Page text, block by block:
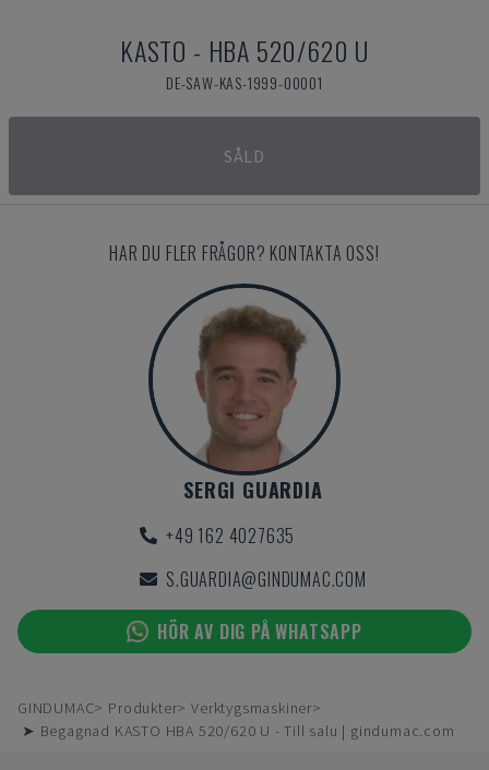
KASTO - HBA 520/620 U
DE-SAW-KAS-1999-00001
SÅLD
HAR DU FLER FRÅGOR? KONTAKTA OSS!
SERGI GUARDIA
+49 162 4027635
S.GUARDIA@GINDUMAC.COM
HÖR AV DIG PÅ WHATSAPP
GINDUMAC Produkter
Verktygsmaskiner
➤ Begagnad KASTO HBA 520/620 U - Till salu | gindumac.com